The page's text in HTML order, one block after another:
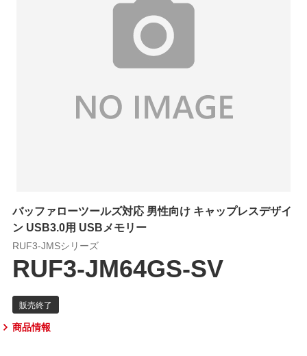
バッファローツールズ対応 男性向け キャップレスデザイ
ン USB3.0用 USBメモリー
RUF3-JMSシリーズ
RUF3-JM64GS-SV
商品情報